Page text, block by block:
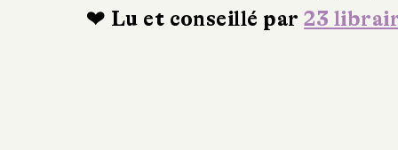
❤ Lu et conseillé par23